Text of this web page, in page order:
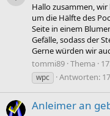
Hallo zusammen,
um die Hälfte des
Seite in einem
Gefälle, sodass der
Gerne würden wir
tommi89 Thema
wpc
Antworten: 17
Anleimer an